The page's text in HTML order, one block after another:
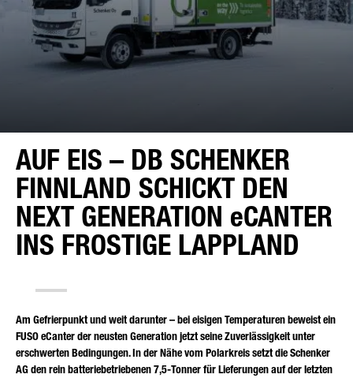
AUF EIS – DB SCHENKER
FINNLAND SCHICKT DEN
NEXT GENERATION eCANTER
INS FROSTIGE LAPPLAND
Kontaktformular.
VORNAME*
ART DER ANFRAGE*
TELEFONNUMMER*
Am Gefrierpunkt und weit darunter – bei eisigen Temperaturen beweist ein
FUSO eCanter der neusten Generation jetzt seine Zuverlässigkeit unter
erschwerten Bedingungen. In der Nähe vom Polarkreis setzt die Schenker
AG den rein batteriebetriebenen 7,5-Tonner für Lieferungen auf der letzten